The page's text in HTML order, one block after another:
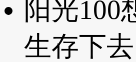
阳光100
生存下